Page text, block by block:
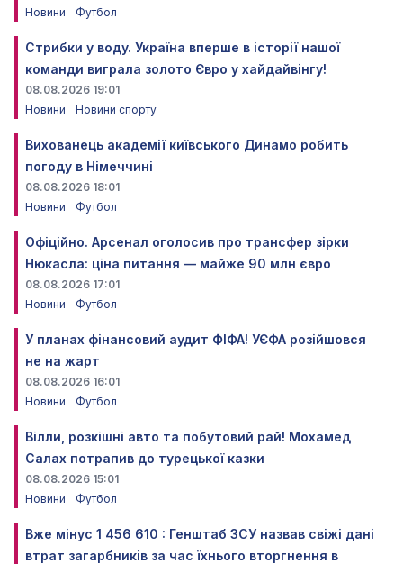
Новини
Футбол
Стрибки у воду. Україна вперше в історії нашої
команди виграла золото Євро у хайдайвінгу!
08.08.2026 19:01
Новини
Новини спорту
Вихованець академії київського Динамо робить
погоду в Німеччині
08.08.2026 18:01
Новини
Футбол
Офіційно. Арсенал оголосив про трансфер зірки
Нюкасла: ціна питання — майже 90 млн євро
08.08.2026 17:01
Новини
Футбол
У планах фінансовий аудит ФІФА! УЄФА розійшовся
не на жарт
08.08.2026 16:01
Новини
Футбол
Вілли, розкішні авто та побутовий рай! Мохамед
Салах потрапив до турецької казки
08.08.2026 15:01
Новини
Футбол
Вже мінус 1 456 610 : Генштаб ЗСУ назвав свіжі дані
втрат загарбників за час їхнього вторгнення в